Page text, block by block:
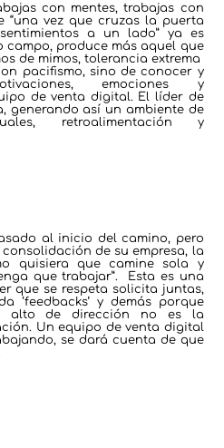
con mentes, trabajas con
“una vez que cruzas la puerta
a un lado” ya es
campo, produce más aquel que
de mimos, tolerancia extrema
pacifismo, sino de conocer y
emociones y
de venta digital. El líder de
generando así un ambiente de
retroalimentación y
al inicio del camino, pero
de su empresa, la
quisiera que camine sola y
que trabajar”. Esta es una
que se respeta solicita juntas,
‘feedbacks’ y demás porque
alto de dirección no es la
Un equipo de venta digital
se dará cuenta de que